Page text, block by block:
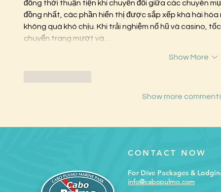
đồng thời thuận tiện khi chuyển đổi giữa các chuyên
đồng nhất, các phần hiển thị được sắp xếp khá hài
không quá khó chịu. Khi trải nghiệm nổ hũ và casino,
chuyển trang mượt và…
Show More
Show more
CONTACT NOW
For Dive Packages &
info@cabopulmo.com